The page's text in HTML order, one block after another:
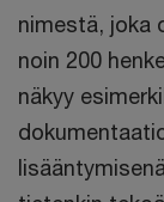
nimestä, joka
noin 200
näkyy